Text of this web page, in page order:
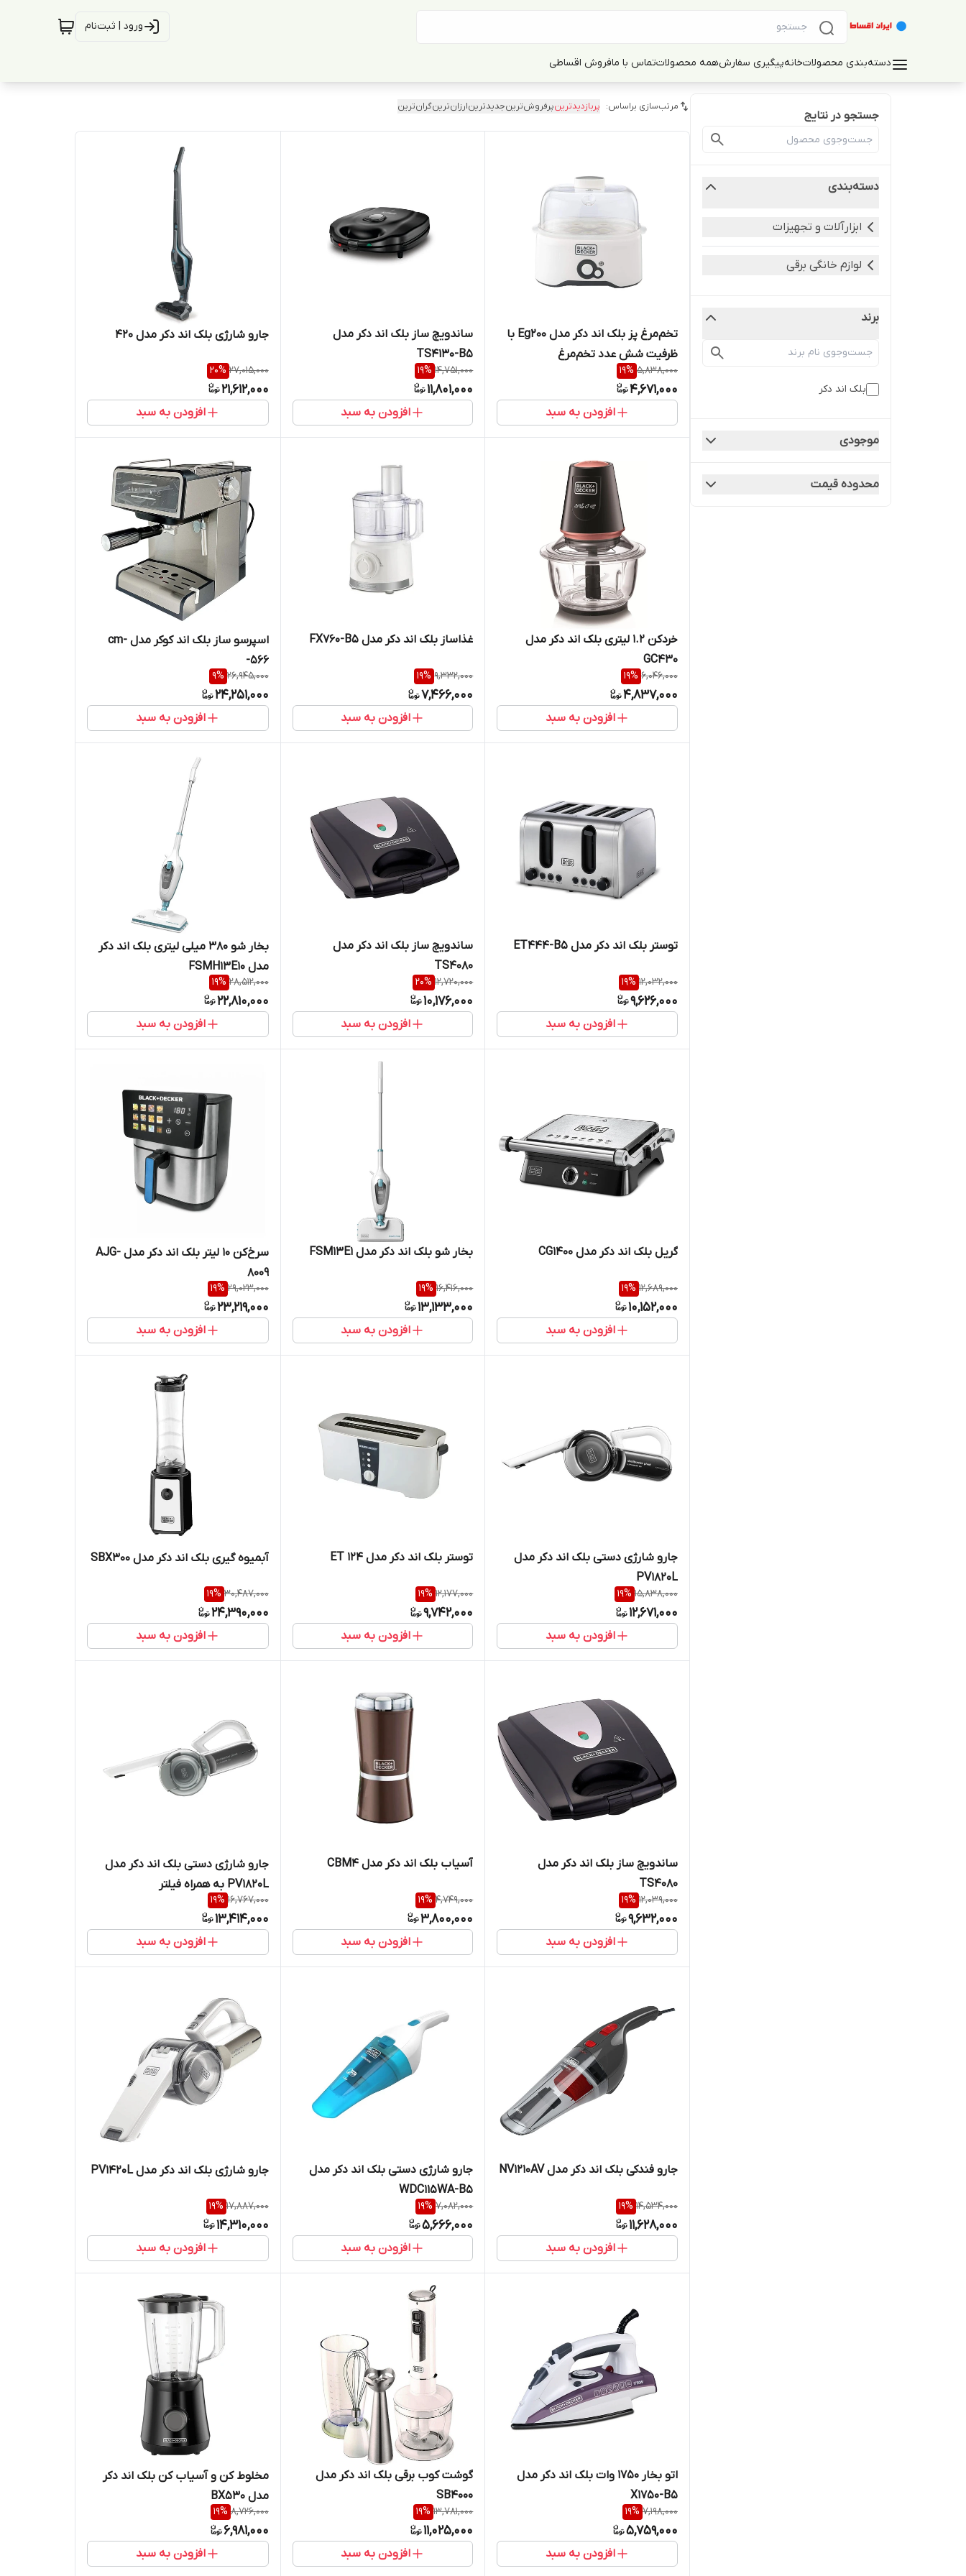
ورود | ثبت‌نام
دسته‌بندی محصولاتخانهپیگیری سفارشهمه محصولاتتماس با مافروش اقساطی
جستجو در نتایج
دسته‌بندی
ابزارآلات و تجهیزات
لوازم خانگی برقی
برند
بلک اند دکر
موجودی
محدوده قیمت
مرتب‌سازی براساس: پربازدیدترینپرفروش‌ترینجدیدترینارزان‌ترینگران‌ترین
تخم‌مرغ پز بلک اند دکر مدل Eg200 با
ظرفیت شش عدد تخم‌مرغ
5,838,000
19%
4,671,000
افزودن به سبد
ساندویچ ساز بلک اند دکر مدل
TS4130-B5
14,751,000
19%
11,801,000
افزودن به سبد
جارو شارژی بلک اند دکر مدل 420
27,015,000
20%
21,612,000
افزودن به سبد
خردکن 1.2 لیتری بلک اند دکر مدل
GC430
6,046,000
19%
4,837,000
افزودن به سبد
غذاساز بلک اند دکر مدل FX760-B5
9,332,000
19%
7,466,000
افزودن به سبد
اسپرسو ساز بلک اند کوکر مدل cm-
-566
26,945,000
9%
24,251,000
افزودن به سبد
توستر بلک اند دکر مدل ET444-B5
12,032,000
19%
9,626,000
افزودن به سبد
ساندویچ ساز بلک اند دکر مدل
TS4080
12,720,000
20%
10,176,000
افزودن به سبد
بخار شو 380 میلی لیتری بلک اند دکر
مدل FSMH13E10
28,512,000
19%
22,810,000
افزودن به سبد
گریل بلک اند دکر مدل CG1400
12,689,000
19%
10,152,000
افزودن به سبد
بخار شو بلک اند دکر مدل FSM13E1
16,416,000
19%
13,133,000
افزودن به سبد
سرخ‌کن 10 لیتر بلک اند دکر مدل AJG-
8009
29,023,000
19%
23,219,000
افزودن به سبد
جارو شارژی دستی بلک اند دکر مدل
PV1820L
15,838,000
19%
12,671,000
افزودن به سبد
توستر بلک اند دکر مدل ET 124
12,177,000
19%
9,742,000
افزودن به سبد
آبمیوه گیری بلک اند دکر مدل SBX300
30,487,000
19%
24,390,000
افزودن به سبد
ساندویچ ساز بلک اند دکر مدل
TS4080
12,039,000
19%
9,632,000
افزودن به سبد
آسیاب بلک اند دکر مدل CBM4
4,749,000
19%
3,800,000
افزودن به سبد
جارو شارژی دستی بلک اند دکر مدل
PV1820L به همراه فیلتر
16,767,000
19%
13,414,000
افزودن به سبد
جارو فندکی بلک اند دکر مدل NV1210AV
14,534,000
19%
11,628,000
افزودن به سبد
جارو شارژی دستی بلک اند دکر مدل
WDC115WA-B5
7,082,000
19%
5,666,000
افزودن به سبد
جارو شارژی بلک اند دکر مدل PV1420L
17,887,000
19%
14,310,000
افزودن به سبد
اتو بخار 1750 وات بلک اند دکر مدل
X1750-B5
7,198,000
19%
5,759,000
افزودن به سبد
گوشت کوب برقی بلک اند دکر مدل
SB4000
13,781,000
19%
11,025,000
افزودن به سبد
مخلوط کن و آسیاب کن بلک اند دکر
مدل BX530
8,726,000
19%
6,981,000
افزودن به سبد